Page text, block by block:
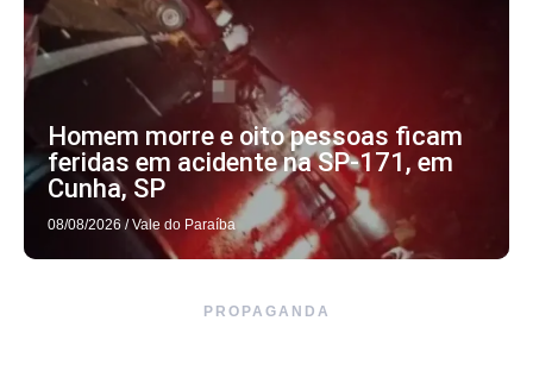
Homem morre e oito pessoas ficam
feridas em acidente na SP-171, em
Cunha, SP
08/08/2026 / Vale do Paraíba
PROPAGANDA